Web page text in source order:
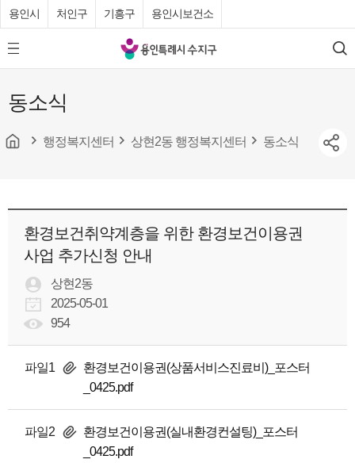
용인시 처인구 기흥구 용인시보건소
모
바
메
뉴
튼
용
인
수
청
검
색
동소식
행정복지센터 상현2동 행정복지센터 동소식
환경보건취약계층을 위한 환경보건이용권
사업 추가신청 안내
상현2동
2025-05-01
954
파일1
환경보건이용권(상품서비스진료비)_포스터
_0425.pdf
파일2
환경보건이용권(실내환경컨설팅)_포스터
_0425.pdf